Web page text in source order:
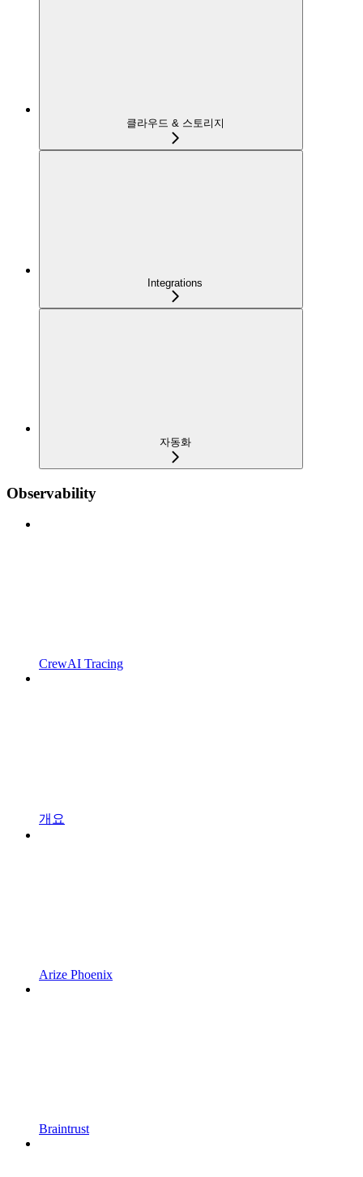
클라우드 & 스토리지
Integrations
자동화
Observability
CrewAI Tracing
개요
Arize Phoenix
Braintrust